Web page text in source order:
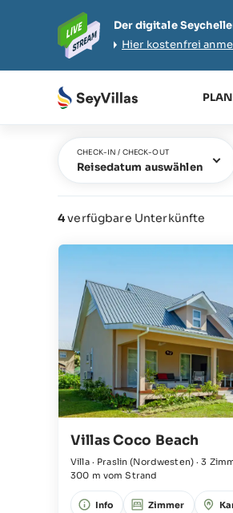
Der digitale
Hier kostenfrei
CHECK-IN / CHECK-OUT
Reisedatum auswählen
4verfügbare Unterkünfte
Villas Coco Beach
Villa · Praslin (Nordwesten)·3
300 m vom Strand
Info Zimmer